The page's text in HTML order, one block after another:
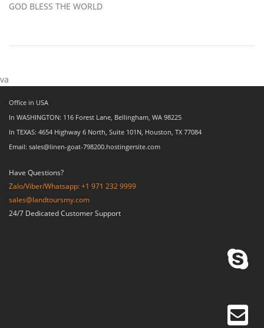
GOD BLESS THE WORLD
va
Office in USA
In WASHINGTON: 116 Forest Lane, Bellingham, WA 98225
In TEXAS: 4654 Highway 6 North, Suite 101N, Houston, TX 77084
Email: sales@linen-goat-798200.hostingersite.com
Have Questions?
Zalo/Viber/Whatsapp: +1 971 232 9999
sales@landtoursmy.com
24/7 Dedicated Customer Support